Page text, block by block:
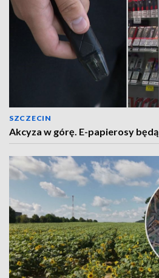
SZCZECIN
Akcyza w górę. E-papierosy